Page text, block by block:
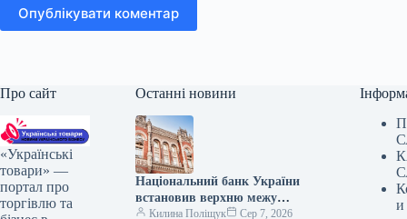
Опублікувати коментар
Про сайт
«Українські
товари» —
портал про
торгівлю та
Останні новини
Національний банк України
встановив верхню межу
відсоткової ставки за
Килина Поліщук
Сер 7, 2026
и